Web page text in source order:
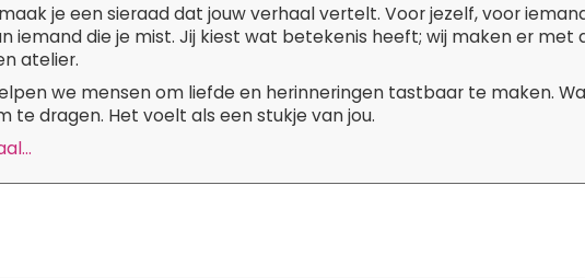
je een sieraad dat jouw verhaal vertelt. Voor jezelf, voor
iemand die je mist. Jij kiest wat betekenis heeft; wij maken er met
atelier.
we mensen om liefde en herinneringen tastbaar te maken.
te dragen. Het voelt als een stukje van jou.